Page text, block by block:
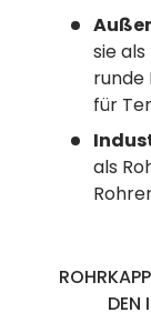
sie
runde
für
als
DEN